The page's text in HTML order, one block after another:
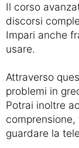
Il corso
discorsi
Impari anche
usare.
Attraverso
problemi in
Potrai inoltre
guardare la